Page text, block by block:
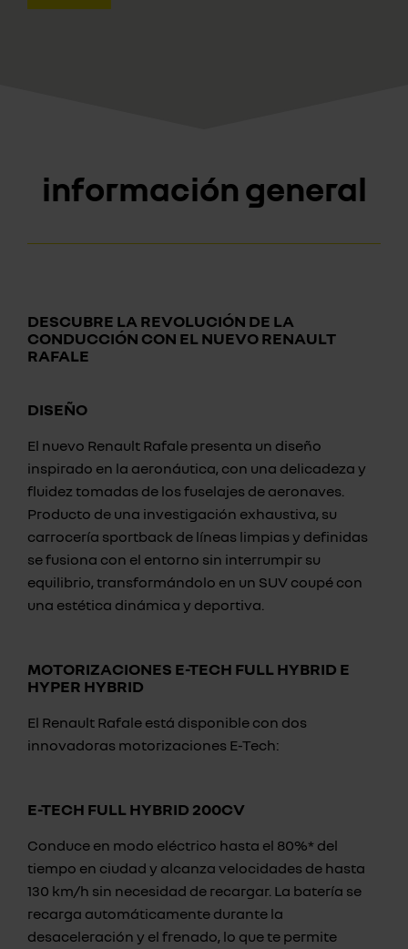
información general
DESCUBRE LA REVOLUCIÓN DE LA
CONDUCCIÓN CON EL NUEVO RENAULT
RAFALE
DISEÑO
El nuevo Renault Rafale presenta un diseño
inspirado en la aeronáutica, con una delicadeza y
fluidez tomadas de los fuselajes de aeronaves.
Producto de una investigación exhaustiva, su
carrocería sportback de líneas limpias y definidas
se fusiona con el entorno sin interrumpir su
equilibrio, transformándolo en un SUV coupé con
una estética dinámica y deportiva.
MOTORIZACIONES E-TECH FULL HYBRID E
HYPER HYBRID
El Renault Rafale está disponible con dos
innovadoras motorizaciones E-Tech:
E-TECH FULL HYBRID 200CV
Conduce en modo eléctrico hasta el 80%* del
tiempo en ciudad y alcanza velocidades de hasta
130 km/h sin necesidad de recargar. La batería se
recarga automáticamente durante la
desaceleración y el frenado, lo que te permite